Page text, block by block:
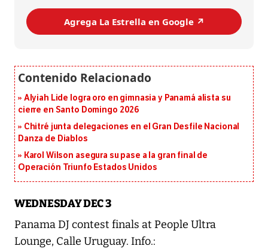
Agrega La Estrella en Google ↗️
Alyiah Lide logra oro en gimnasia y Panamá alista su
cierre en Santo Domingo 2026
Chitré junta delegaciones en el Gran Desfile Nacional
Danza de Diablos
Karol Wilson asegura su pase a la gran final de
Operación Triunfo Estados Unidos
WEDNESDAY DEC 3
Panama DJ contest finals at People Ultra
Lounge, Calle Uruguay. Info.: